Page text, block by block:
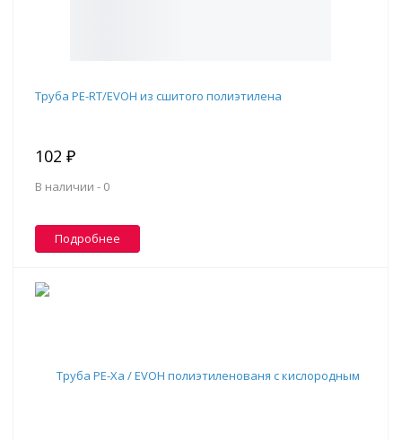
Труба PE-RT/EVOH из сшитого полиэтилена
102 ₽
В наличии - 0
Подробнее